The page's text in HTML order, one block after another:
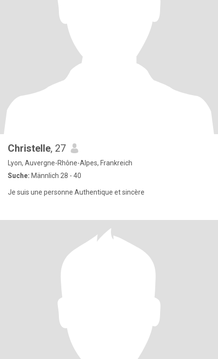
Christelle, 27
Lyon, Auvergne-Rhône-Alpes, Frankreich
Suche: Männlich 28 - 40
Je suis une personne Authentique et sincère